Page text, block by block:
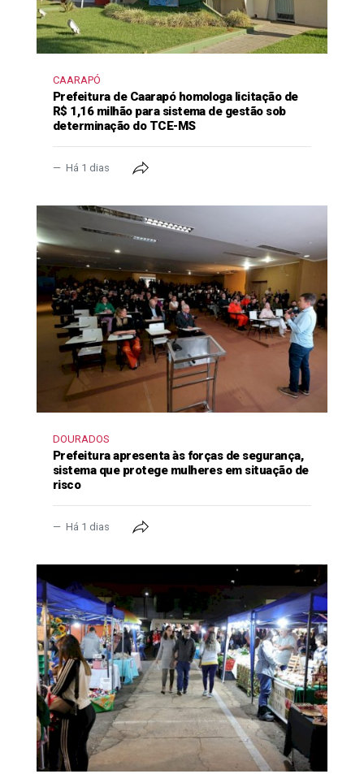
CAARAPÓ
Prefeitura de Caarapó homologa licitação de
R$ 1,16 milhão para sistema de gestão sob
determinação do TCE-MS
Há 1 dias
DOURADOS
Prefeitura apresenta às forças de segurança,
sistema que protege mulheres em situação de
risco
Há 1 dias